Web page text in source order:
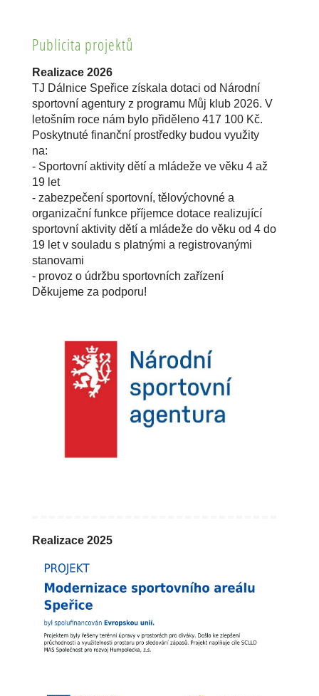
Publicita projektů
Realizace 2026
TJ Dálnice Speřice získala dotaci od Národní
sportovní agentury z programu Můj klub 2026. V
letošním roce nám bylo přiděleno 417 100 Kč.
Poskytnuté finanční prostředky budou využity
na:
- Sportovní aktivity dětí a mládeže ve věku 4 až
19 let
- zabezpečení sportovní, tělovýchovné a
organizační funkce příjemce dotace realizující
sportovní aktivity dětí a mládeže do věku od 4 do
19 let v souladu s platnými a registrovanými
stanovami
- provoz o údržbu sportovních zařízení
Děkujeme za podporu!
Realizace 2025